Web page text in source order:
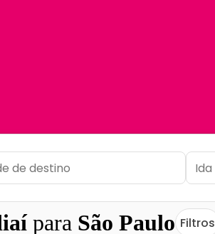
para São Paulo Filtros